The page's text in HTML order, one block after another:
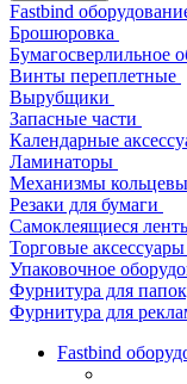
Fastbind
Брошюровка
Бумагосверлильное
Винты переплетные
Вырубщики
Запасные части
Календарные
Ламинаторы
Механизмы
Резаки для бумаги
Самоклеящиеся
Торговые аксессуары
Упаковочное
Фурнитура для
Фурнитура для
Fastbind